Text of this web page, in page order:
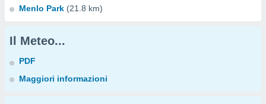
Menlo Park (21.8 km)
Il Meteo...
PDF
Maggiori informazioni